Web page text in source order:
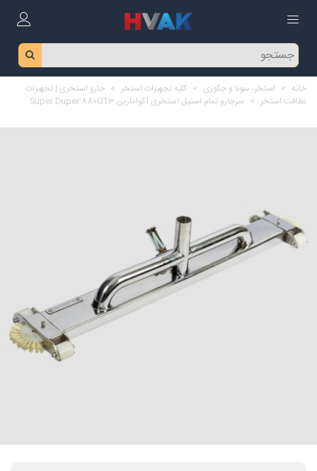
خانه > استخر، سونا و جکوزی > کلیه تجهیزات استخر > جارو استخری | تجهیزات
نظافت استخر > سرجارو تمام استیل استخری آکوامارین Super Duper 880GT3